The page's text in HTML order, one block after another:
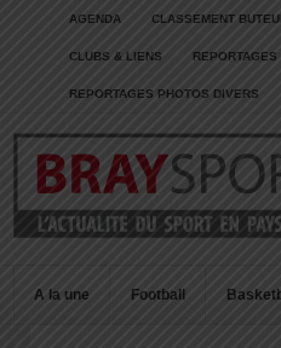
AGENDA CLASSEMENT
CLUBS & LIENS
REPORTAGES PHOTOS DIVERS
A la une Football